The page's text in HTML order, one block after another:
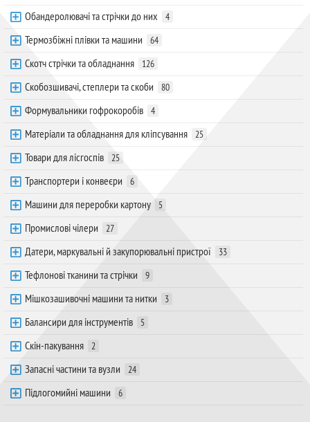
Обандеролювачі та стрічки до них 4
Термозбіжні плівки та машини 64
Скотч стрічки та обладнання 126
Скобозшивачі, степлери та скоби 80
Формувальники гофрокоробів 4
Матеріали та обладнання для кліпсування 25
Товари для лісгоспів 25
Транспортери і конвеєри 6
Машини для переробки картону 5
Промислові чілери 27
Датери, маркувальні й закупорювальні пристрої 33
Тефлонові тканини та стрічки 9
Мішкозашивочні машини та нитки 3
Балансири для інструментів 5
Скін-пакування 2
Запасні частини та вузли 24
Підлогомийні машини 6